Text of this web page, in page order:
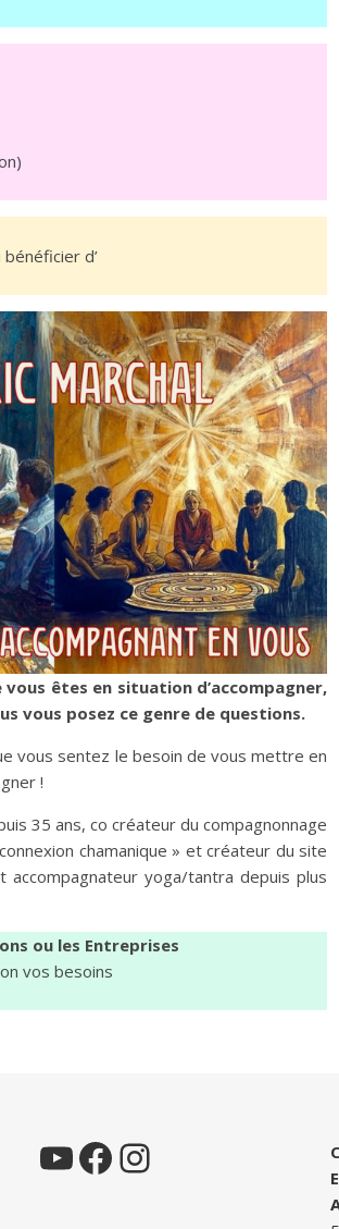
d’
vous êtes en situation d’accompagner,
vous posez ce genre de questions.
vous sentez le besoin de vous mettre en
!
35 ans, co créateur du compagnonnage
chamanique » et créateur du site
accompagnateur yoga/tantra depuis plus
ou les Entreprises
vos besoins
YouTubeFacebookInstagram